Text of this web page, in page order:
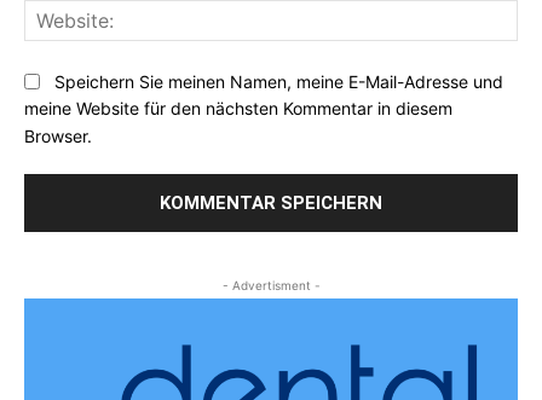
Speichern Sie meinen Namen, meine E-Mail-Adresse und
meine Website für den nächsten Kommentar in diesem
Browser.
- Advertisment -